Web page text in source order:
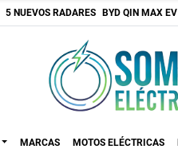
5 NUEVOS RADARES BYD QIN MAX EV
MARCAS MOTOS ELÉCTRICAS